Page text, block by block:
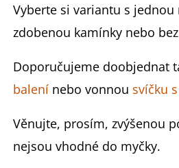
Vyberte si variantu s
zdobenou kamínky nebo
Doporučujeme doobjednat
balení nebo vonnou svíčku
Věnujte, prosím, zvýšenou
nejsou vhodné do myčky.